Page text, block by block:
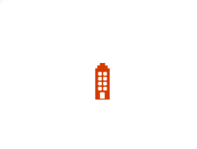
City Center: Average price per